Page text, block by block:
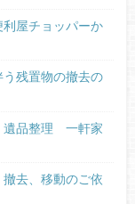
屋チョッパーか
残置物の撤去の
品整理 一軒家
去、移動のご依